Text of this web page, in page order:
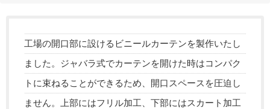
工場の開口部に設けるビニールカーテンを製作いたし
ました。ジャバラ式でカーテンを開けた時はコンパク
トに束ねることができるため、開口スペースを圧迫し
ません。上部にはフリル加工、下部にはスカート加工